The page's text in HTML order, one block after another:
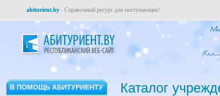
abiturient.by - Справочный ресурс для поступающих!
В ПОМОЩЬ АБИТУРИЕНТУ
Каталог